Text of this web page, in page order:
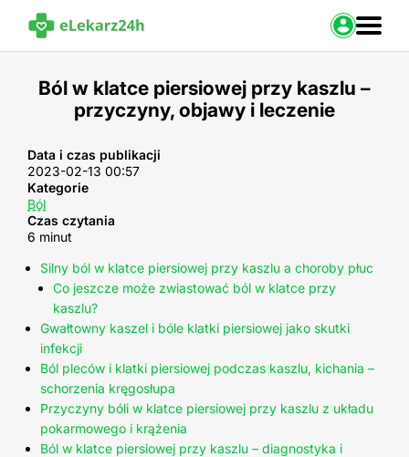
Zaloguj
Strona Główna
Ból w klatce piersiowej przy kaszlu –
przyczyny, objawy i leczenie
Data i czas publikacji
2023-02-13 00:57
Kategorie
Ból
Czas czytania
6 minut
Silny ból w klatce piersiowej przy kaszlu a choroby płuc
Co jeszcze może zwiastować ból w klatce przy
kaszlu?
Gwałtowny kaszel i bóle klatki piersiowej jako skutki
infekcji
Ból pleców i klatki piersiowej podczas kaszlu, kichania –
schorzenia kręgosłupa
Przyczyny bóli w klatce piersiowej przy kaszlu z układu
pokarmowego i krążenia
Ból w klatce piersiowej przy kaszlu – diagnostyka i